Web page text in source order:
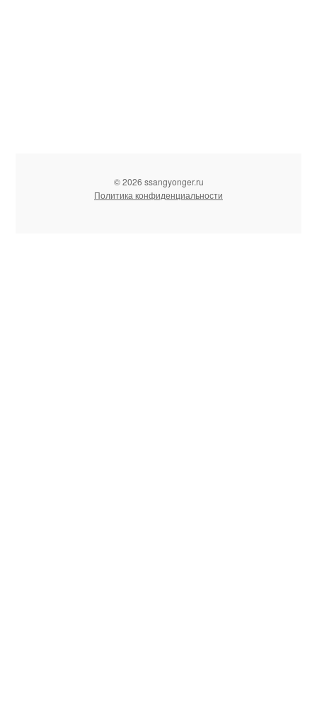
© 2026 ssangyonger.ru
Политика конфиденциальности